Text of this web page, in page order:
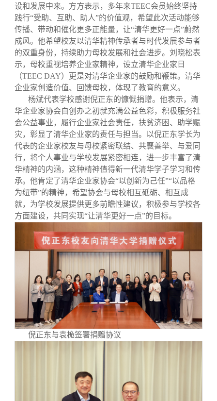
设和发展中来。方方表示，多年来TEEC会员始终坚持
践行“受助、互助、助人”的价值观，希望此次活动能够
传播、带动和催化更多正能量，让“清华更好一点”蔚然
成风。他希望校友以清华精神传承者与时代发展参与者
的双重身份，持续助力母校发展和社会进步。刘晓松表
示，母校重视培养企业家精神，设立清华企业家日
（TEEC DAY）更是对清华企业家的鼓励和鞭策。清华
企业家创造价值、回馈母校，体现了教育的意义。
杨斌代表学校感谢倪正东的慷慨捐赠。他表示，清
华企业家协会自创办之初就充满公益色彩，积极服务社
会公益事业，履行企业家社会责任，扶贫济困、助学赈
灾，彰显了清华企业家的责任与担当。以倪正东学长为
代表的企业家校友与母校紧密联结、共襄善举、与爱同
行，将个人事业与学校发展紧密相连，进一步丰富了清
华精神的内涵，这种精神值得新一代清华学子学习和传
承。他肯定了清华企业家协会“以创新为己任”“以品格
为纽带”的精神，希望协会与母校相互砥砺、相互成
就，为学校发展提供更多前瞻性建议，积极参与学校各
方面建设，共同实现“让清华更好一点”的目标。
倪正东与袁桅签署捐赠协议